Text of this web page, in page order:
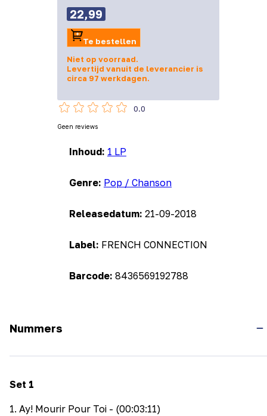
Inhoud: 1 LP
Genre: Pop / Chanson
Releasedatum: 21-09-2018
Label: FRENCH CONNECTION
Barcode: 8436569192788
22,99
Te bestellen
Niet op voorraad.
Levertijd vanuit de leverancier is
circa 97 werkdagen.
0.0
Geen reviews
Nummers
Set 1
1. Ay! Mourir Pour Toi - (00:03:11)